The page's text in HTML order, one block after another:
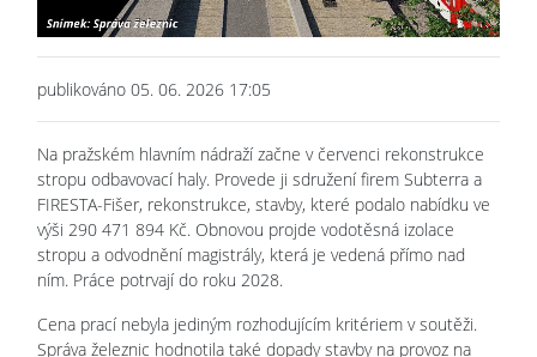
publikováno 05. 06. 2026 17:05
Na pražském hlavním nádraží začne v červenci rekonstrukce
stropu odbavovací haly. Provede ji sdružení firem Subterra a
FIRESTA-Fišer, rekonstrukce, stavby, které podalo nabídku ve
výši 290 471 894 Kč. Obnovou projde vodotěsná izolace
stropu a odvodnění magistrály, která je vedená přímo nad
ním. Práce potrvají do roku 2028.
Cena prací nebyla jediným rozhodujícím kritériem v soutěži.
Správa železnic hodnotila také dopady stavby na provoz na